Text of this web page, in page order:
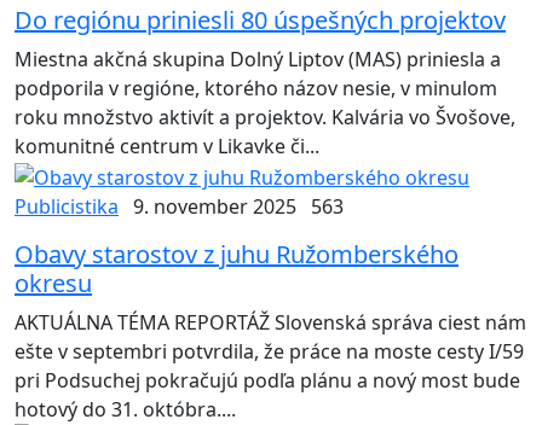
Do regiónu priniesli 80 úspešných projektov
Miestna akčná skupina Dolný Liptov (MAS) priniesla a
podporila v regióne, ktorého názov nesie, v minulom
roku množstvo aktivít a projektov. Kalvária vo Švošove,
komunitné centrum v Likavke či...
Publicistika 9. november 2025 563
Obavy starostov z juhu Ružomberského
okresu
AKTUÁLNA TÉMA REPORTÁŽ Slovenská správa ciest nám
ešte v septembri potvrdila, že práce na moste cesty I/59
pri Podsuchej pokračujú podľa plánu a nový most bude
hotový do 31. októbra....